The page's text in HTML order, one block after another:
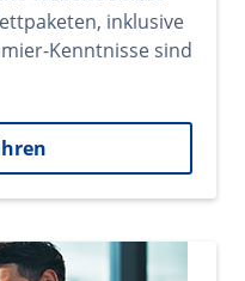
inklusive
Kenntnisse sind